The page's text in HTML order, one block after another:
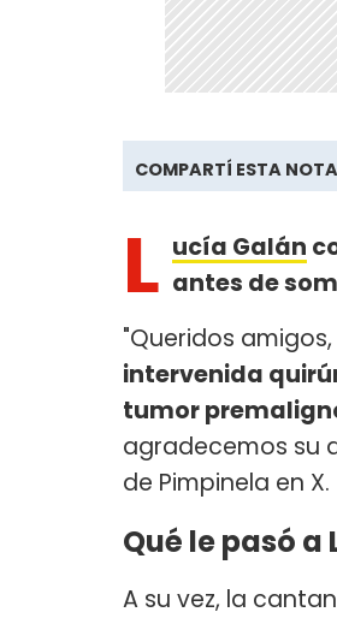
COMPARTÍ ESTA NOTA
L ucía Galán
antes de
"Queridos
intervenida
tumor
agradecemos su
de Pimpinela en X.
Qué le pasó a
A su vez, la